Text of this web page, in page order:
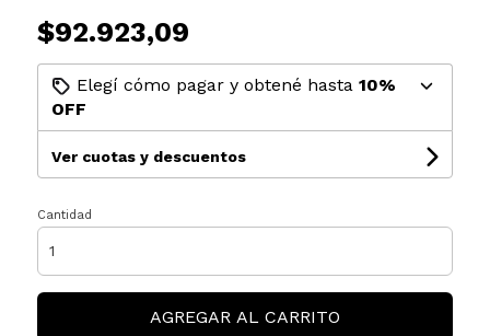
$92.923,09
Elegí cómo pagar y obtené hasta 10%
OFF
Ver cuotas y descuentos
Cantidad
AGREGAR AL CARRITO